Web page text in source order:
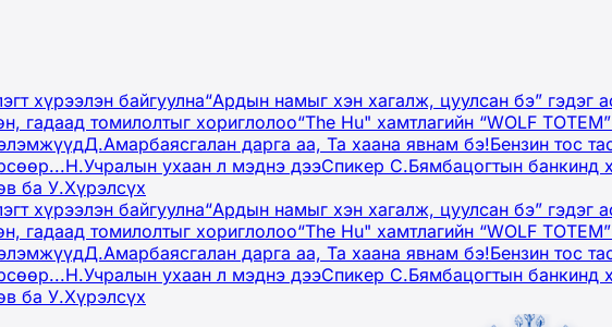
хүрээлэн байгуулна“Ардын намыг хэн хагалж, цуулсан бэ” гэдэг
гадаад томилолтыг хориглолоо“The Hu" хамтлагийн “WOLF
Д.Амарбаясгалан дарга аа, Та хаана явнам бэ!Бензин тос
Н.Учралын ухаан л мэднэ дээСпикер С.Бямбацогтын банкинд
ба У.Хүрэлсүх
хүрээлэн байгуулна“Ардын намыг хэн хагалж, цуулсан бэ” гэдэг
гадаад томилолтыг хориглолоо“The Hu" хамтлагийн “WOLF
Д.Амарбаясгалан дарга аа, Та хаана явнам бэ!Бензин тос
Н.Учралын ухаан л мэднэ дээСпикер С.Бямбацогтын банкинд
ба У.Хүрэлсүх